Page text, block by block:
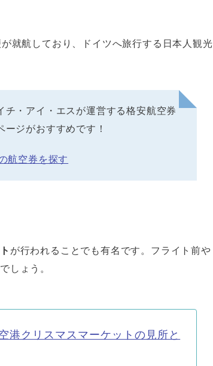
就航しており、ドイツへ旅行する日本人観光
チ・アイ・エスが運営する格安航空券
ージがおすすめです！
航空券を探す
が行われることでも有名です。フライト前や
しょう。
港クリスマスマーケットの見所と